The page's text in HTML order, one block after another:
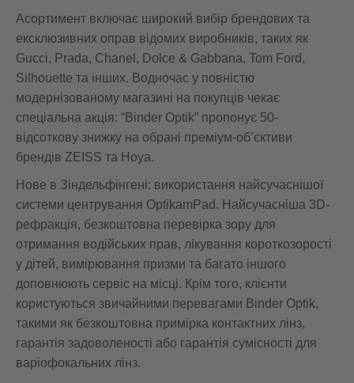
Асортимент включає широкий вибір брендових та
ексклюзивних оправ відомих виробників, таких як
Gucci, Prada, Chanel, Dolce & Gabbana, Tom Ford,
Silhouette та інших. Водночас у повністю
модернізованому магазині на покупців чекає
спеціальна акція: “Binder Optik” пропонує 50-
відсоткову знижку на обрані преміум-об’єктиви
брендів ZEISS та Hoya.
Нове в Зіндельфінгені: використання найсучаснішої
системи центрування OptikamPad. Найсучасніша 3D-
рефракція, безкоштовна перевірка зору для
отримання водійських прав, лікування короткозорості
у дітей, вимірювання призми та багато іншого
доповнюють сервіс на місці. Крім того, клієнти
користуються звичайними перевагами Binder Optik,
такими як безкоштовна примірка контактних лінз,
гарантія задоволеності або гарантія сумісності для
варіофокальних лінз.